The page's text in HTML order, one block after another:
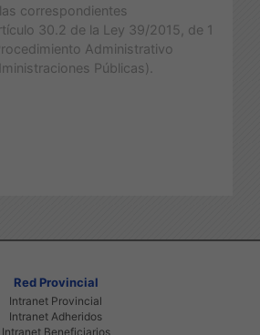
correspondientes
30.2 de la Ley 39/2015, de 1
Administrativo
Públicas).
Red Provincial
Intranet Provincial
Intranet Adheridos
Intranet Beneficiarios